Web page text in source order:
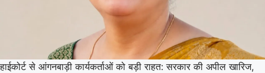
हाईकोर्ट से आंगनबाड़ी कार्यकर्ताओं को बड़ी राहत: सरकार की अपील खारिज,